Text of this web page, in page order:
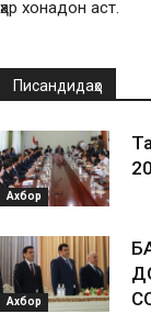
ҳар хонадон аст.
Писандидаҳо
Ахбор
Ахбор